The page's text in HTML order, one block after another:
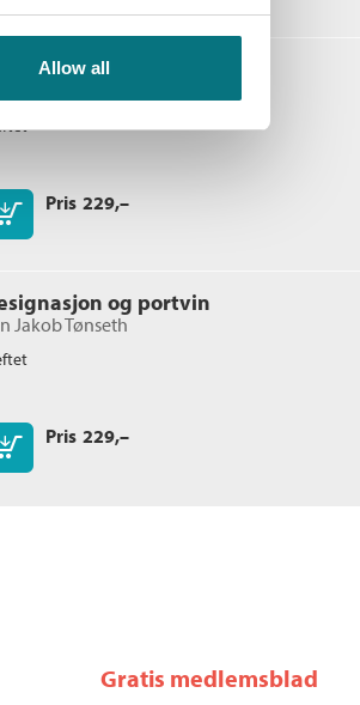
Allow all
Pris 229,–
Kjøp
og portvin
Jakob Tønseth
Pris 229,–
Kjøp
Gratis medlemsblad